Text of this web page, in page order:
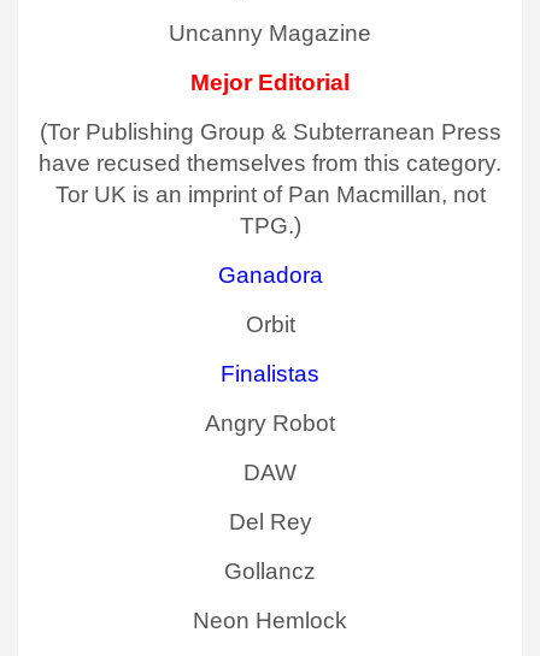
Uncanny Magazine
Mejor Editorial
(Tor Publishing Group & Subterranean Press
have recused themselves from this category.
Tor UK is an imprint of Pan Macmillan, not
TPG.)
Ganadora
Orbit
Finalistas
Angry Robot
DAW
Del Rey
Gollancz
Neon Hemlock